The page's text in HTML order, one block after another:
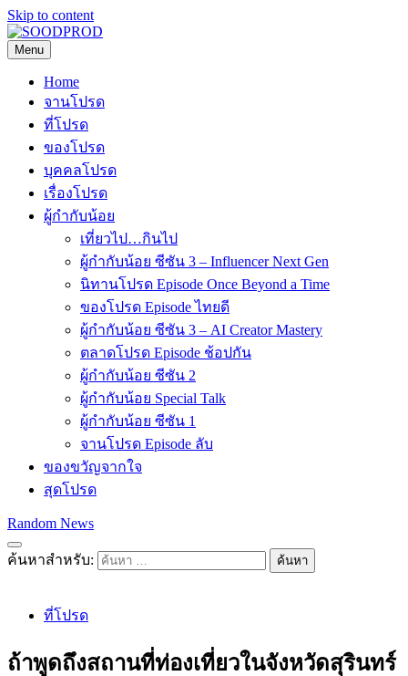
Skip to content
SOODPROD
Telling Thai stories with heart and craft
Menu
Home
จานโปรด
ที่โปรด
ของโปรด
บุคคลโปรด
เรื่องโปรด
ผู้กำกับน้อย
เที่ยวไป…กินไป
ผู้กำกับน้อย ซีซัน 3 – Influencer Next Gen
นิทานโปรด Episode Once Beyond a Time
ของโปรด Episode ไทยดี
ผู้กำกับน้อย ซีซัน 3 – AI Creator Mastery
ตลาดโปรด Episode ช้อปกัน
ผู้กำกับน้อย ซีซัน 2
ผู้กำกับน้อย Special Talk
ผู้กำกับน้อย ซีซัน 1
จานโปรด Episode ลับ
ของขวัญจากใจ
สุดโปรด
Random News
ค้นหาสำหรับ:
ที่โปรด
ถ้าพูดถึงสถานที่ท่องเที่ยวในจังหวัดสุรินทร์